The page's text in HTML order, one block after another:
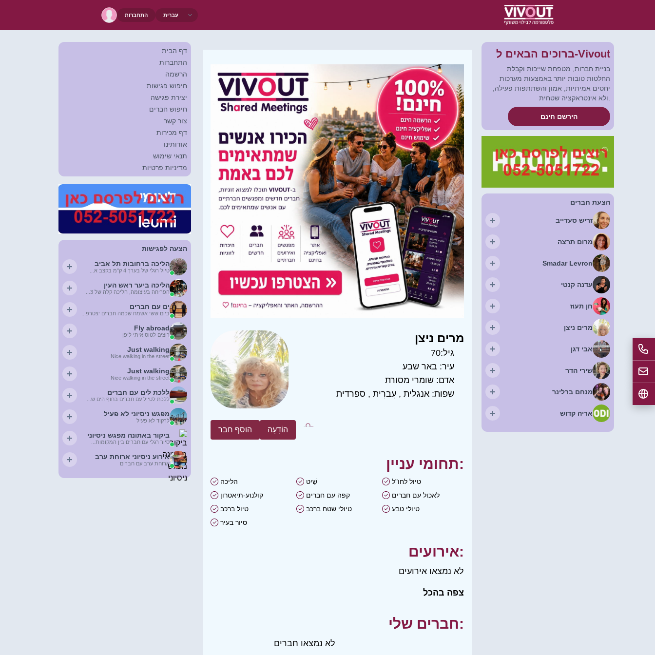
התחברות
דף הבית
התחברות
הרשמה
חיפוש פגישות
יצירת פגישה
חיפוש חברים
צור קשר
דף מכירות
אודותינו
תנאי שימוש
מדיניות פרטיות
הצעה לפגישות
הליכה ברחובות תל אביב
טיול רגלי של בערך 4 ק"מ בקצב א... +
הליכה ביער ראש העין
הפריחה בעיצומה, הליכה קלה של 3... +
ים עם חברים
ביום ששי אשמח שכמה חברים יצטרפ... +
Fly abroad
רוצים לטוס איתי ליפן +
Just walking
Nice walking in the street
+
Just walking
Nice walking in the street
+
ללכת לים עם חברים
ללכת לטייל עם חברים בחוף הים ש... +
מפגש ניסיוני לא פעיל
לרקוד לא פעיל +
ביקור באתונה מפגש ניסיוני
סיור רגלי עם חברים בין המקומות... +
אירוע ניסיוני ארוחת ערב
ארוחת ערב עם חברים +
מרים ניצן
גיל:70
עיר: באר שבע
אדם: שומרי מסורת
שפות: אנגלית , עִברִית , ספרדית
הוסף חבר הוֹדָעָה
תחומי עניין:
הליכה שַׁיִט
טיול לחו"ל
קולנוע-תיאטרון
קפה עם חברים
לאכול עם חברים
טיול ברכב
טיולי שטח ברכב
טיולי טבע
סיור בעיר
אירועים:
לא נמצאו אירועים
צפה בהכל
חברים שלי:
לא נמצאו חברים
ברוכים הבאים ל-Vivout
בניית חברות, מטפחת שייכות וקבלת
החלטות טובות יותר באמצעות מערכות
יחסים אמיתיות, אמון והשתתפות פעילה,
הירשם חינם
הצעת חברים
זריש סעדייב +
מרום תרצה +
Smadar Levron
+
עדנה קנטי +
חן תעוז +
מרים ניצן +
אבי דגן +
שירי הדר +
מנחם ברלינר +
אריה קדוש +